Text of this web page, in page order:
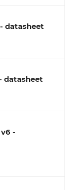
datasheet
datasheet
-